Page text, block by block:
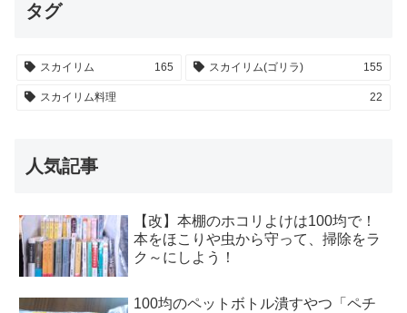
タグ
スカイリム 165 スカイリム(ゴリラ) 155
スカイリム料理 22
人気記事
【改】本棚のホコリよけは100均で！
本をほこりや虫から守って、掃除をラ
ク～にしよう！
100均のペットボトル潰すやつ「ペチ